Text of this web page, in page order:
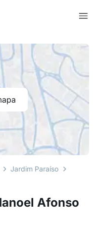
Afonso
Jardim Paraíso